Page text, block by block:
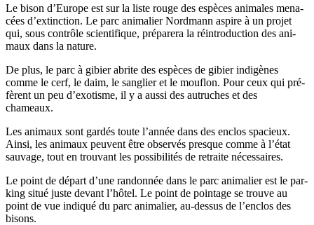
Le bison d’Eu­rope est sur la liste rouge des espèces ani­males mena­
cées d’ex­tinc­tion. Le parc ani­ma­lier Nord­mann aspire à un pro­jet
qui, sous contrôle scien­ti­fique, pré­pa­re­ra la réin­tro­duc­tion des ani­
maux dans la nature.
De plus, le parc à gibier abrite des espèces de gibier indi­gènes
comme le cerf, le daim, le san­glier et le mou­flon. Pour ceux qui pré­
fèrent un peu d’exo­tisme, il y a aus­si des autruches et des
chameaux.
Les ani­maux sont gar­dés toute l’an­née dans des enclos spa­cieux.
Ain­si, les ani­maux peuvent être obser­vés presque comme à l’é­tat
sau­vage, tout en trou­vant les pos­si­bi­li­tés de retraite nécessaires.
Le point de départ d’une ran­don­née dans le parc ani­ma­lier est le par­
king situé juste devant l’hô­tel. Le point de poin­tage se trouve au
point de vue indi­qué du parc ani­ma­lier, au-des­sus de l’en­clos des
bisons.